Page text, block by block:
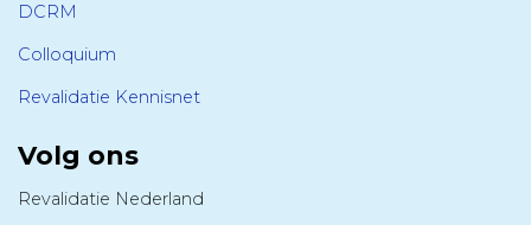
DCRM
Colloquium
Revalidatie Kennisnet
Volg ons
Revalidatie Nederland